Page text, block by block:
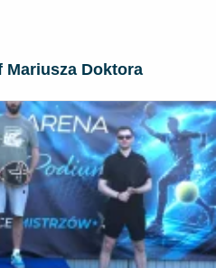
Mariusza Doktora